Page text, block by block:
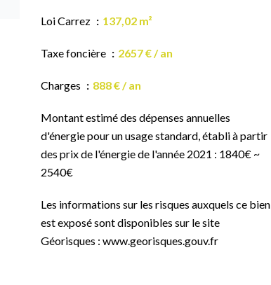
Loi Carrez 137,02 m²
Taxe foncière 2657 € / an
Charges 888 € / an
Montant estimé des dépenses annuelles
d'énergie pour un usage standard, établi à partir
des prix de l'énergie de l'année 2021 : 1840€ ~
2540€
Les informations sur les risques auxquels ce bien
est exposé sont disponibles sur le site
Géorisques : www.georisques.gouv.fr